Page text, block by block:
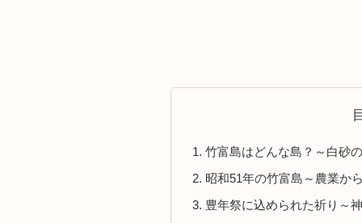
竹富島はどんな島？～白砂
昭和51年の竹富島～農業か
豊年祭に込められた祈り～